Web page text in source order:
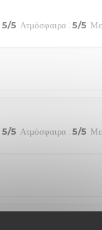
5/5 Ατμόσφαιρα: 5/5
5/5 Ατμόσφαιρα: 5/5